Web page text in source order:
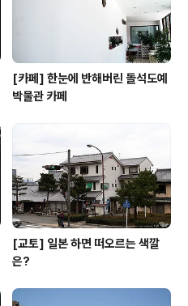
[카페] 한눈에 반해버린 돌석도예
박물관 카페
[교토] 일본 하면 떠오르는 색깔
은?